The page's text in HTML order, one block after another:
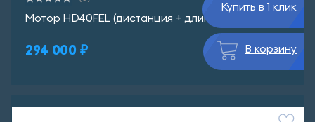
Мотор HD40FEL (дистанция + длинная нога)
294 000 ₽
Купить в 1 клик
В корзину